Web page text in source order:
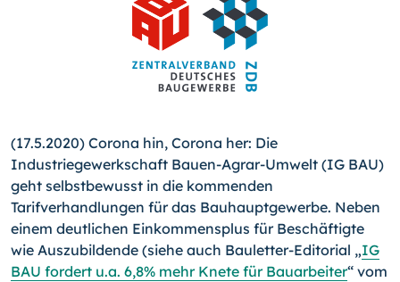
(17.5.2020) Corona hin, Corona her: Die
Industriegewerkschaft Bauen-Agrar-Umwelt (IG BAU)
geht selbstbewusst in die kommenden
Tarifverhandlungen für das Bauhauptgewerbe. Neben
einem deutlichen Einkommensplus für Beschäftigte
wie Auszubildende (siehe auch Bauletter-Editorial „IG
BAU fordert u.a. 6,8% mehr Knete für Bauarbeiter“ vom